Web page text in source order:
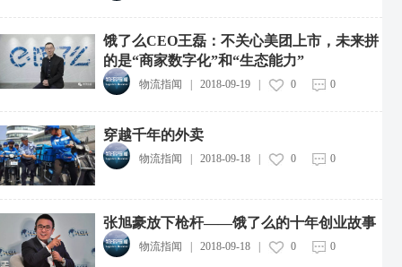
饿了么CEO王磊：不关心美团上市，未来拼
的是“商家数字化”和“生态能力”
物流指闻 2018-09-19| 0 0
穿越千年的外卖
物流指闻 2018-09-18| 0 0
张旭豪放下枪杆——饿了么的十年创业故事
物流指闻 2018-09-18| 0 0